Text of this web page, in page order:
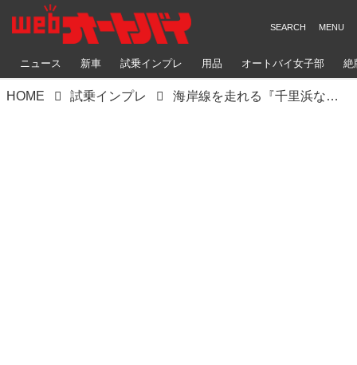
ニュース 新車 試乗インプレ 用品 オートバイ女子部 絶
HOME 試乗インプレ 海岸線を走れる『千里浜なぎさドライブウェイみたいな場所』があるらしいので250ccネイキッドバイクでも大丈夫か試してみた！【スズキ ジクサー250 千葉ツーリングインプレ・レビュー 前編】